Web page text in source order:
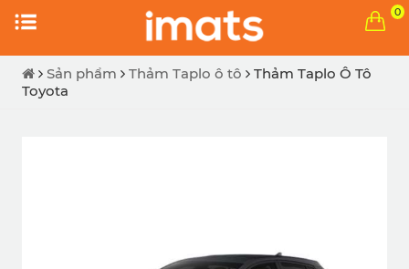
0
Sản phẩm Thảm Taplo ô tô
Thảm Taplo Ô Tô
Toyota